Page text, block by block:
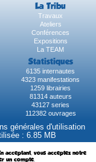
La Tribu
Travaux
Ateliers
Conférences
Expositions
La TEAM
Statistiques
6135 internautes
4323 manifestations
1259 librairies
81314 auteurs
43127 series
112382 ouvrages
générales d'utilisation
: 6.85 MB
acceptant, vous acceptez notre
un compte.